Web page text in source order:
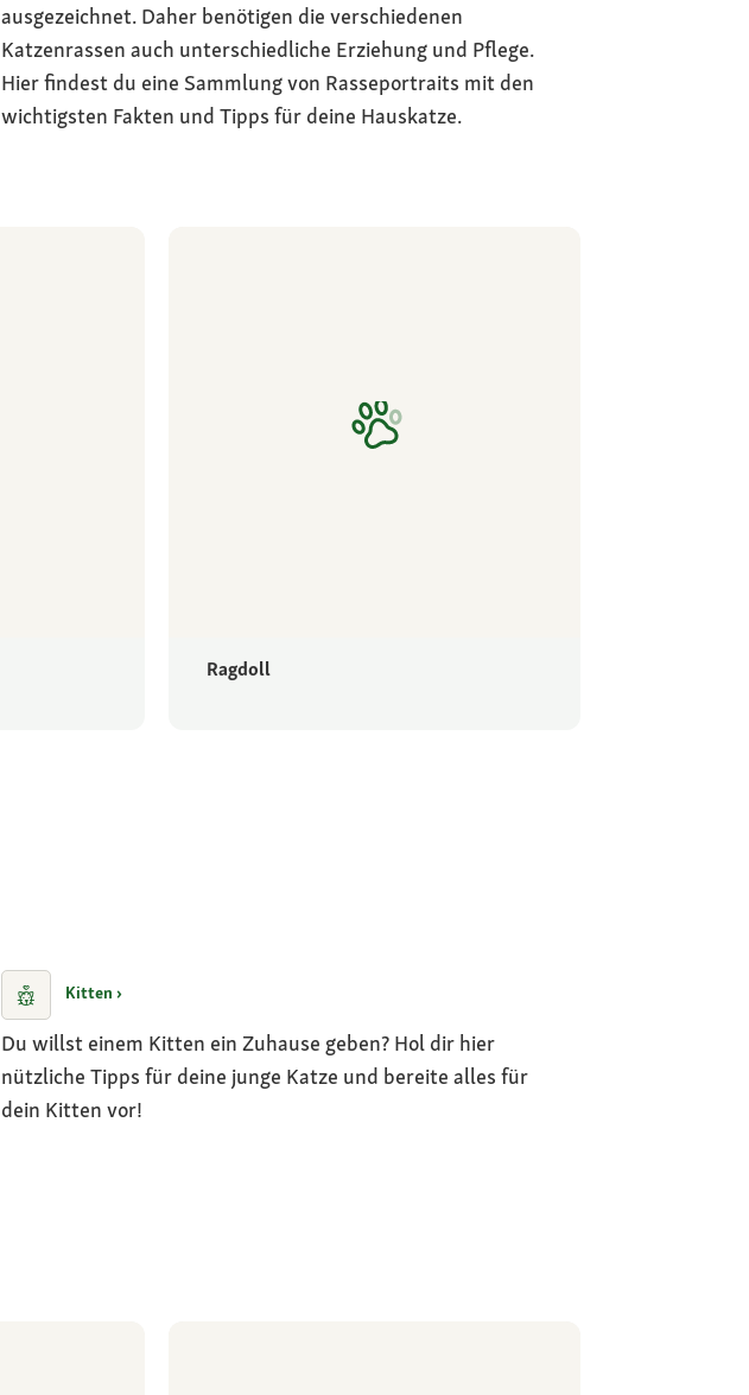
ausgezeichnet. Daher benötigen die verschiedenen
Katzenrassen auch unterschiedliche Erziehung und Pflege.
Hier findest du eine Sammlung von Rasseportraits mit den
wichtigsten Fakten und Tipps für deine Hauskatze.
Ragdoll
Kitten ›
Du willst einem Kitten ein Zuhause geben? Hol dir hier
nützliche Tipps für deine junge Katze und bereite alles für
dein Kitten vor!